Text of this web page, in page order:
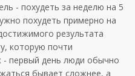
- похудеть за неделю на 5
похудеть примерно на
результата
которую почти
первый день люди обычно
бывает сложнее, а